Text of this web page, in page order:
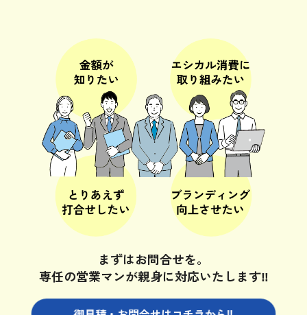
まずはお問合せを。
専任の営業マンが親身に対応いたします‼